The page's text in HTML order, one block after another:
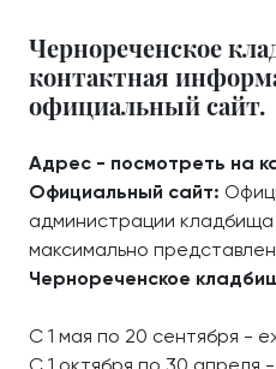
Чернореченское
контактная
официальный сайт.
Адрес - посмотреть на
Официальный сайт:
администрации
максимально
Чернореченское
С 1 мая по 20 сентября -